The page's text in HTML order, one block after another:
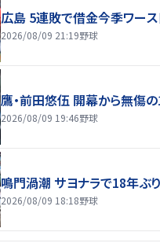
広島 5連敗で借金今季ワース
2026/08/09 21:19野球
鷹・前田悠伍 開幕から無傷
2026/08/09 19:46野球
鳴門渦潮 サヨナラで18年ぶ
2026/08/09 18:18野球